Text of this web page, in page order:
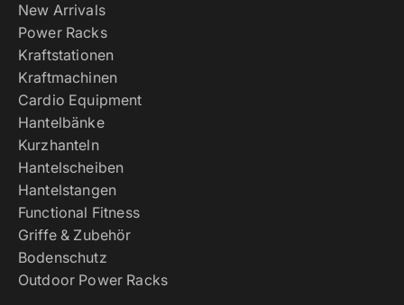
New Arrivals
Power Racks
Kraftstationen
Kraftmachinen
Cardio Equipment
Hantelbänke
Kurzhanteln
Hantelscheiben
Hantelstangen
Functional Fitness
Griffe & Zubehör
Bodenschutz
Outdoor Power Racks